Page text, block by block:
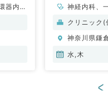
器内
神経内科、
科、呼吸器
内科、血液
クリニック(
神奈川県鎌
水,木
<